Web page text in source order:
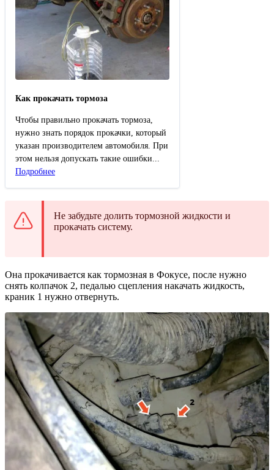
Как прокачать тормоза
Чтобы правильно прокачать тормоза,
нужно знать порядок прокачки, который
указан производителем автомобиля. При
этом нельзя допускать такие ошибки...
Подробнее
Не забудьте долить тормозной жидкости и
прокачать систему.
Она прокачивается как тормозная в Фокусе, после нужно
снять колпачок 2, педалью сцепления накачать жидкость,
краник 1 нужно отвернуть.